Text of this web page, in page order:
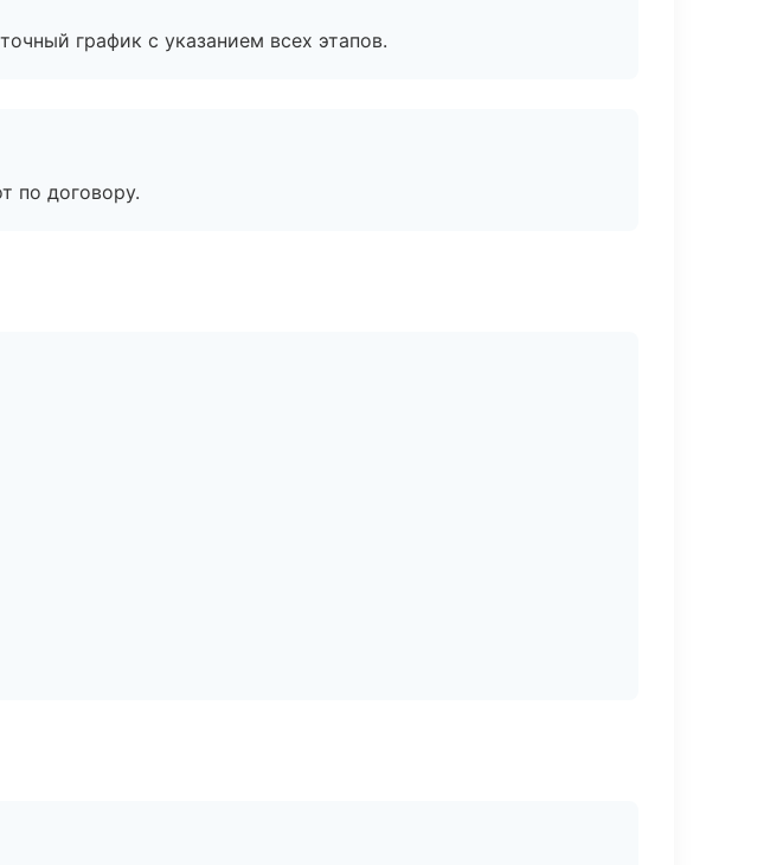
график с указанием всех этапов.
по договору.